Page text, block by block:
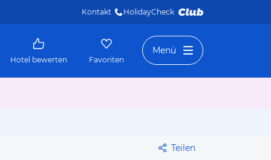
Kontakt HolidayCheck
Hotel bewerten Favoriten
Menü
Teilen